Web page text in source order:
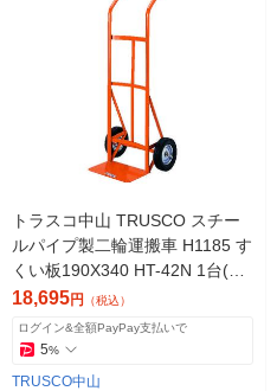
トラスコ中山 TRUSCO スチー
ルパイプ製二輪運搬車 H1185 す
くい板190X340 HT-42N 1台(1
個) 300-1083（直送品）
18,695円 （税込）
ログイン&全額PayPay支払いで
5%
TRUSCO中山